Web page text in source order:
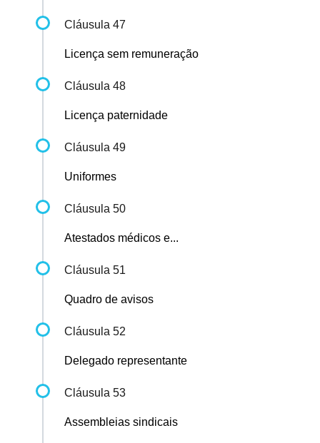
Cláusula 47
Licença sem remuneração
Cláusula 48
Licença paternidade
Cláusula 49
Uniformes
Cláusula 50
Atestados médicos e...
Cláusula 51
Quadro de avisos
Cláusula 52
Delegado representante
Cláusula 53
Assembleias sindicais